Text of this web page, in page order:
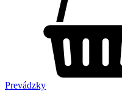
Prevádzky